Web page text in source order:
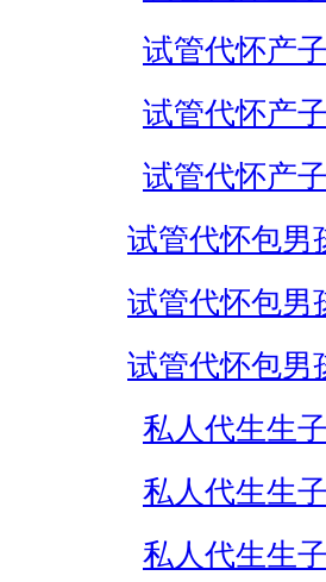
试管代怀产
试管代怀产
试管代怀产
试管代怀包男
试管代怀包男
试管代怀包男
私人代生生
私人代生生
私人代生生